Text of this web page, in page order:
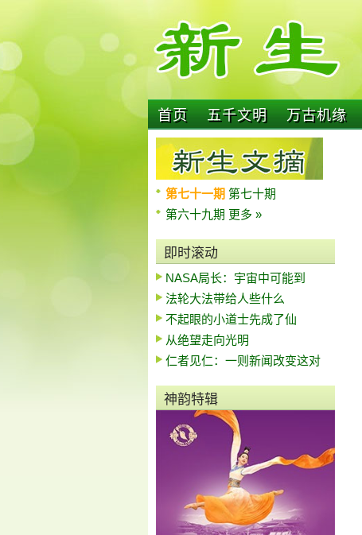
首页 五千文明 万古机缘
第七十一期 第七十期
第六十九期 更多 »
即时滚动
NASA局长：宇宙中可能到
法轮大法带给人些什么
不起眼的小道士先成了仙
从绝望走向光明
仁者见仁：一则新闻改变这对
神韵特辑